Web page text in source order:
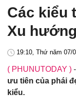
Các kiểu
Xu
19:10, Thứ năm 07/
( PHUNUTODAY ) -
ưu tiên của phái
kiểu.